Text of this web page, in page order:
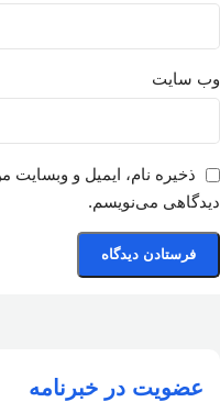
وب‌ سایت
ذخیره نام، ایمیل و وبسایت
دیدگاهی می‌نویسم.
عضویت در خبرنامه